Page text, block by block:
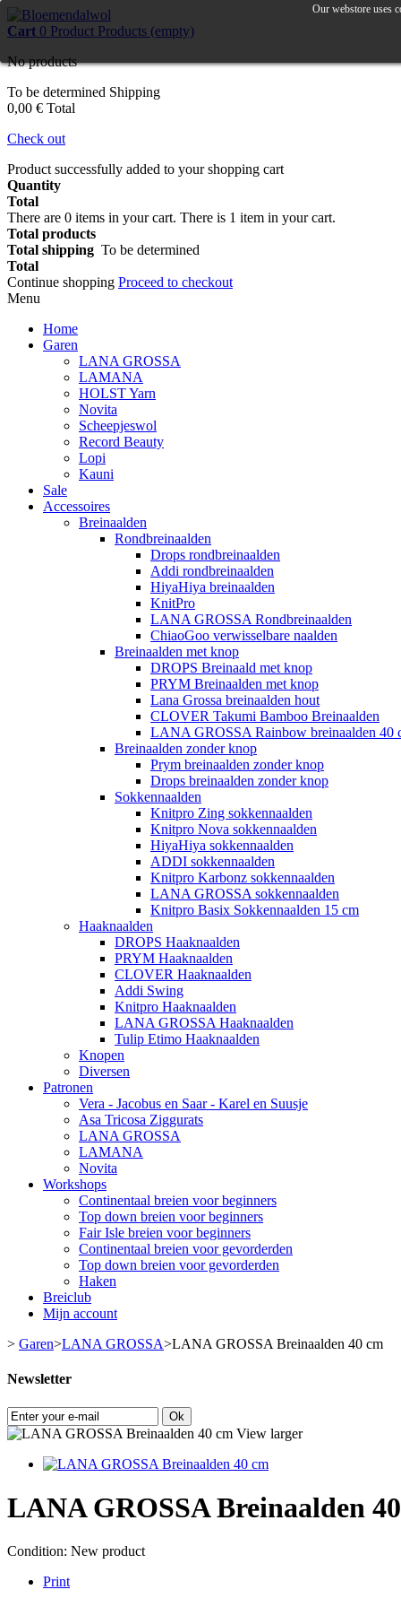
Cart 0 Product Products (empty)
No products
To be determined Shipping
0,00 € Total
Check out
Product successfully added to your shopping cart
Quantity
Total
There are 0 items in your cart. There is 1 item in your cart.
Total products
Total shipping To be determined
Total
Continue shopping Proceed to checkout
Menu
Home
Garen
LANA GROSSA
LAMANA
HOLST Yarn
Novita
Scheepjeswol
Record Beauty
Lopi
Kauni
Sale
Accessoires
Breinaalden
Rondbreinaalden
Drops rondbreinaalden
Addi rondbreinaalden
HiyaHiya breinaalden
KnitPro
LANA GROSSA Rondbreinaalden
ChiaoGoo verwisselbare naalden
Breinaalden met knop
DROPS Breinaald met knop
PRYM Breinaalden met knop
Lana Grossa breinaalden hout
CLOVER Takumi Bamboo Breinaalden
LANA GROSSA Rainbow breinaalden 40
Breinaalden zonder knop
Prym breinaalden zonder knop
Drops breinaalden zonder knop
Sokkennaalden
Knitpro Zing sokkennaalden
Knitpro Nova sokkennaalden
HiyaHiya sokkennaalden
ADDI sokkennaalden
Knitpro Karbonz sokkennaalden
LANA GROSSA sokkennaalden
Knitpro Basix Sokkennaalden 15 cm
Haaknaalden
DROPS Haaknaalden
PRYM Haaknaalden
CLOVER Haaknaalden
Addi Swing
Knitpro Haaknaalden
LANA GROSSA Haaknaalden
Tulip Etimo Haaknaalden
Knopen
Diversen
Patronen
Vera - Jacobus en Saar - Karel en Suusje
Asa Tricosa Ziggurats
LANA GROSSA
LAMANA
Novita
Workshops
Continentaal breien voor beginners
Top down breien voor beginners
Fair Isle breien voor beginners
Continentaal breien voor gevorderden
Top down breien voor gevorderden
Haken
Breiclub
Mijn account
Our webstore uses
> Garen>LANA GROSSA>LANA GROSSA Breinaalden 40 cm
Newsletter
Ok
View larger
LANA GROSSA Breinaalden
Condition: New product
Print